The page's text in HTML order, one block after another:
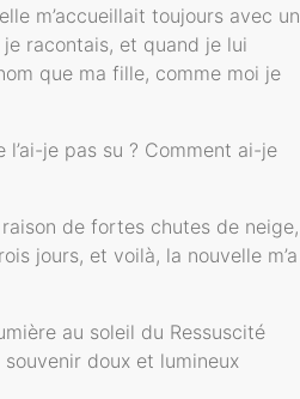
m’accueillait toujours avec un
racontais, et quand je lui
que ma fille, comme moi je
je pas su ? Comment ai-je
de fortes chutes de neige,
jours, et voilà, la nouvelle m’a
au soleil du Ressuscité
doux et lumineux